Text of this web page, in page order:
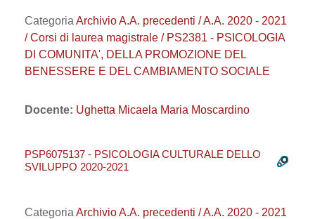
Categoria Archivio A.A. precedenti / A.A. 2020 - 2021
/ Corsi di laurea magistrale / PS2381 - PSICOLOGIA
DI COMUNITA', DELLA PROMOZIONE DEL
BENESSERE E DEL CAMBIAMENTO SOCIALE
Docente: Ughetta Micaela Maria Moscardino
PSP6075137 - PSICOLOGIA CULTURALE DELLO
SVILUPPO 2020-2021
Categoria Archivio A.A. precedenti / A.A. 2020 - 2021